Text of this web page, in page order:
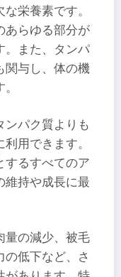
栄養素です。
あらゆる部分が
。また、タンパ
関与し、体の機
ンパク質よりも
用できます。
するすべてのア
維持や成長に最
量の減少、被毛
の低下など、さ